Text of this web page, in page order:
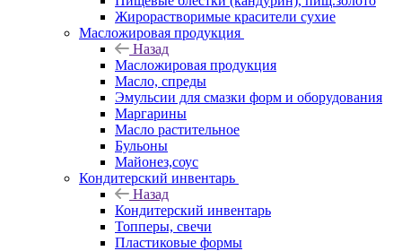
Жирорастворимые красители сухие
Масложировая продукция
Назад
Масложировая продукция
Масло, спреды
Эмульсии для смазки форм и оборудования
Маргарины
Масло растительное
Бульоны
Майонез,соус
Кондитерский инвентарь
Назад
Кондитерский инвентарь
Топперы, свечи
Пластиковые формы